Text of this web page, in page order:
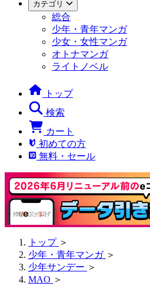
カテゴリ
総合
少年・青年マンガ
少女・女性マンガ
オトナマンガ
ライトノベル
トップ
検索
カート
初めての方
無料・セール
トップ ＞
少年・青年マンガ ＞
少年サンデー ＞
MAO ＞